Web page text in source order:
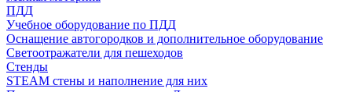
ПДД
Учебное оборудование по ПДД
Оснащение автогородков и дополнительное оборудование
Светоотражатели для пешеходов
Стенды
STEAM стены и наполнение для них